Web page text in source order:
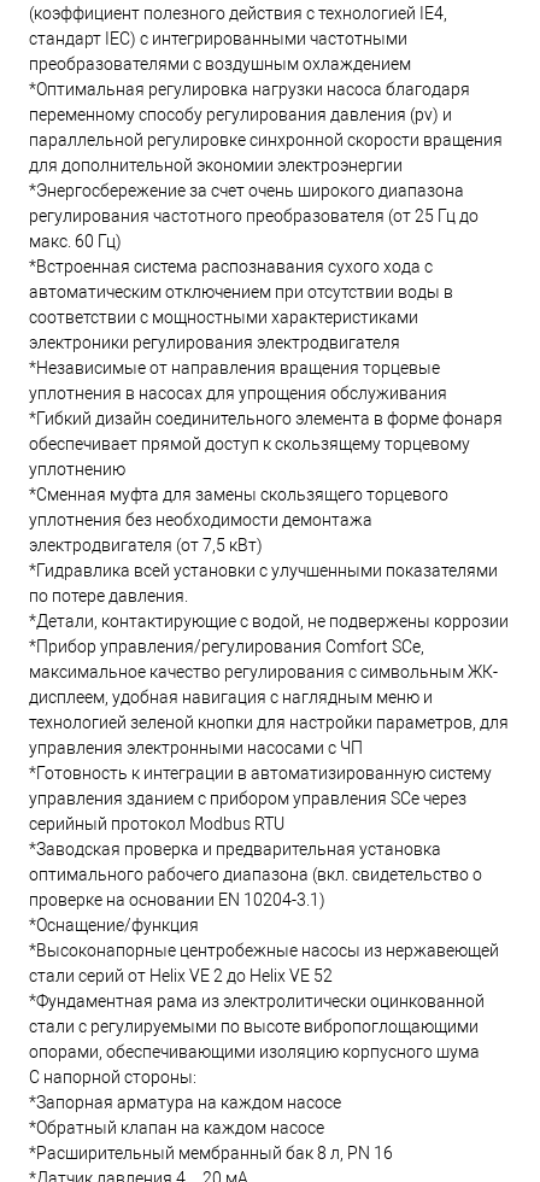
(коэффициент полезного действия с технологией IE4,
стандарт IEC) с интегрированными частотными
преобразователями с воздушным охлаждением
*Оптимальная регулировка нагрузки насоса благодаря
переменному способу регулирования давления (pv) и
параллельной регулировке синхронной скорости вращения
для дополнительной экономии электроэнергии
*Энергосбережение за счет очень широкого диапазона
регулирования частотного преобразователя (от 25 Гц до
макс. 60 Гц)
*Встроенная система распознавания сухого хода с
автоматическим отключением при отсутствии воды в
соответствии с мощностными характеристиками
электроники регулирования электродвигателя
*Независимые от направления вращения торцевые
уплотнения в насосах для упрощения обслуживания
*Гибкий дизайн соединительного элемента в форме фонаря
обеспечивает прямой доступ к скользящему торцевому
уплотнению
*Сменная муфта для замены скользящего торцевого
уплотнения без необходимости демонтажа
электродвигателя (от 7,5 кВт)
*Гидравлика всей установки с улучшенными показателями
по потере давления.
*Детали, контактирующие с водой, не подвержены коррозии
*Прибор управления/регулирования Comfort SCe,
максимальное качество регулирования с символьным ЖК-
дисплеем, удобная навигация с наглядным меню и
технологией зеленой кнопки для настройки параметров, для
управления электронными насосами с ЧП
*Готовность к интеграции в автоматизированную систему
управления зданием с прибором управления SCe через
серийный протокол Modbus RTU
*Заводская проверка и предварительная установка
оптимального рабочего диапазона (вкл. свидетельство о
проверке на основании EN 10204-3.1)
*Оснащение/функция
*Высоконапорные центробежные насосы из нержавеющей
стали серий от Helix VE 2 до Helix VE 52
*Фундаментная рама из электролитически оцинкованной
стали с регулируемыми по высоте вибропоглощающими
опорами, обеспечивающими изоляцию корпусного шума
С напорной стороны:
*Запорная арматура на каждом насосе
*Обратный клапан на каждом насосе
*Расширительный мембранный бак 8 л, PN 16